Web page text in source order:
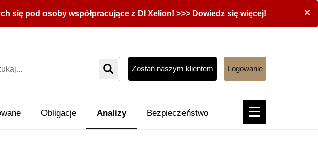
×
się pod osoby współpracujące z DI Xelion! >>> Dowiedz się więcej!
Zostań naszym klientem Logowanie
Obligacje Analizy Bezpieczeństwo